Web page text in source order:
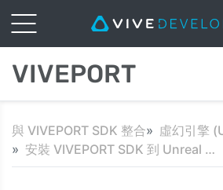
VIVEPORT
與 VIVEPORT SDK 整合
虛幻引擎
安裝 VIVEPORT SDK 到 Unreal Engine